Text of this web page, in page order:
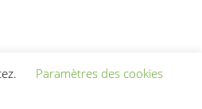
Paramètres des cookies